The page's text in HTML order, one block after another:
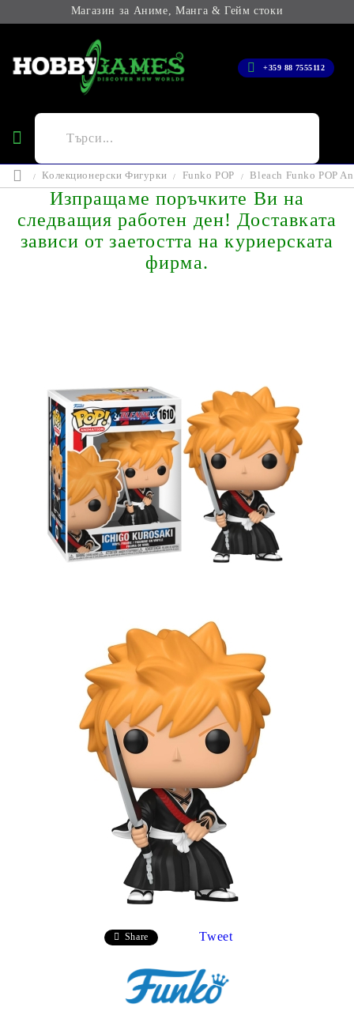
Магазин за Аниме, Манга & Гейм стоки
+359 88 7555112
Колекционерски Фигурки Funko POP Bleach Funko POP
Изпращаме поръчките Ви на
следващия работен ден! Доставката
зависи от заетостта на куриерската
фирма.
Share Tweet